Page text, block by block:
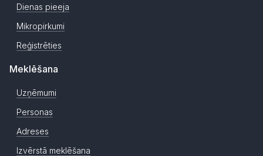
Dienas pieeja
Mikropirkumi
Reģistrēties
Meklēšana
Uzņēmumi
Personas
Adreses
Izvērstā meklēšana